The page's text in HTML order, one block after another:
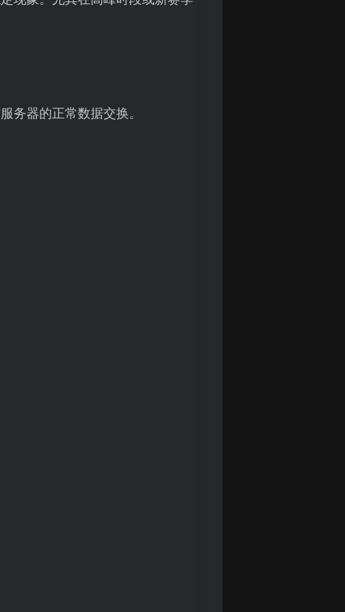
务器的正常数据交换。